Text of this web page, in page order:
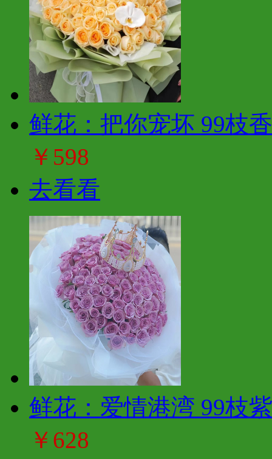
鲜花：把你宠坏 99枝
￥598
去看看
鲜花：爱情港湾 99枝
￥628